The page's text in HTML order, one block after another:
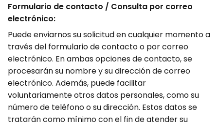
Formulario de contacto / Consulta por correo
electrónico:
Puede enviarnos su solicitud en cualquier momento a
través del formulario de contacto o por correo
electrónico. En ambas opciones de contacto, se
procesarán su nombre y su dirección de correo
electrónico. Además, puede facilitar
voluntariamente otros datos personales, como su
número de teléfono o su dirección. Estos datos se
tratarán como mínimo con el fin de atender su